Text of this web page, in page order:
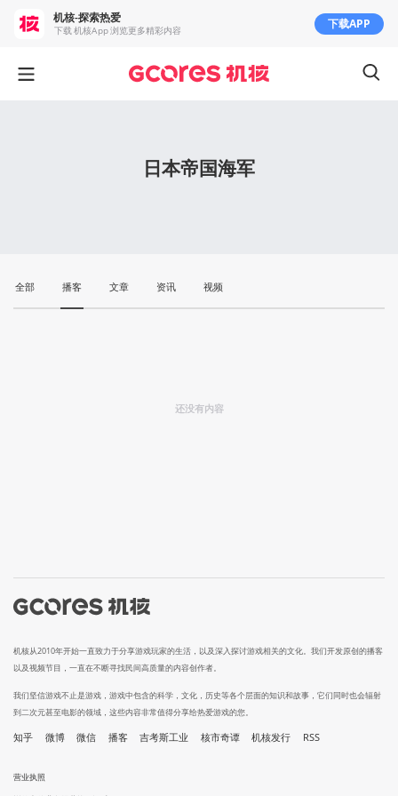
日本帝国海军
全部 播客 文章 资讯 视频
还没有内容
机核从2010年开始一直致力于分享游戏玩家的生活，以及深入探讨游戏相关的文化。我们开发原创的播客
以及视频节目，一直在不断寻找民间高质量的内容创作者。
我们坚信游戏不止是游戏，游戏中包含的科学，文化，历史等各个层面的知识和故事，它们同时也会辐射
到二次元甚至电影的领域，这些内容非常值得分享给热爱游戏的您。
知乎 微博 微信 播客 吉考斯工业 核市奇谭 机核发行 RSS
营业执照
机核-探索热爱
下载 机核App 浏览更多精彩内容 下载APP